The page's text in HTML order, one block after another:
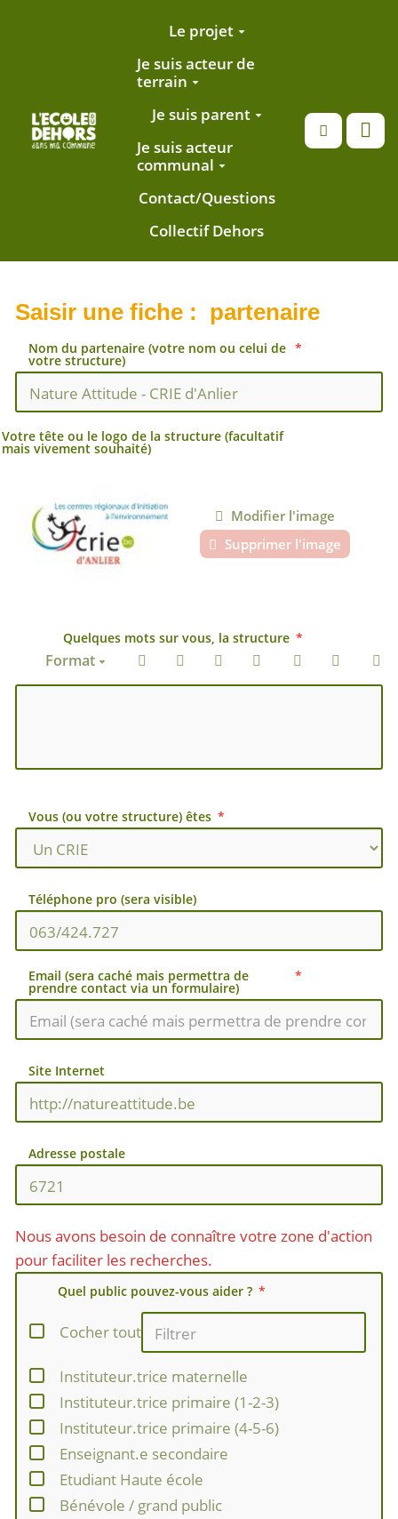
Aller au contenu principalLe projet
Je suis acteur de
terrain
Je suis parent
Je suis acteur
communal
Contact/Questions
Collectif Dehors
Saisir une fiche : partenaire
Nom du partenaire (votre nom ou celui de
votre structure)
Votre tête ou le logo de la structure (facultatif
mais vivement souhaité)
Modifier l'image
Supprimer l'image
Quelques mots sur vous, la structure
Format
Vous (ou votre structure) êtes
Téléphone pro (sera visible)
Email (sera caché mais permettra de
prendre contact via un formulaire)
Site Internet
Adresse postale
Nous avons besoin de connaître votre zone d'action
pour faciliter les recherches.
Quel public pouvez-vous aider ?
Cocher tout
Instituteur.trice maternelle
Instituteur.trice primaire (1-2-3)
Instituteur.trice primaire (4-5-6)
Enseignant.e secondaire
Etudiant Haute école
Bénévole / grand public